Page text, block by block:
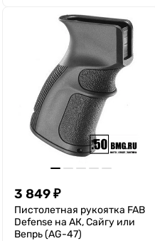
3 849₽
Пистолетная рукоятка FAB
Defense на АК, Сайгу или
Вепрь (AG-47)